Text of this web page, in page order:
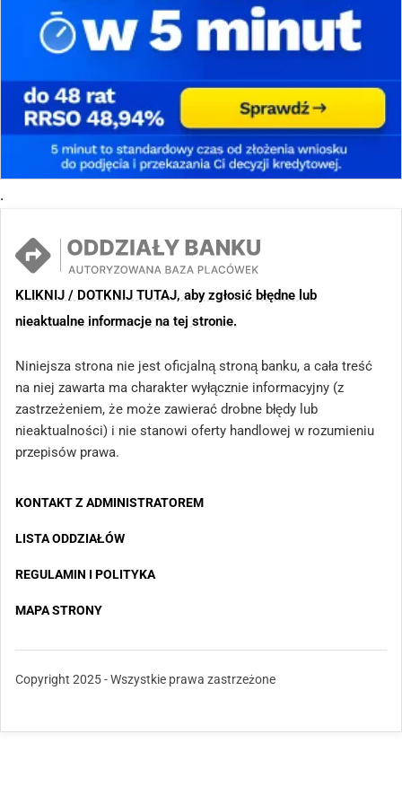
.
KLIKNIJ / DOTKNIJ TUTAJ, aby zgłosić błędne lub
nieaktualne informacje na tej stronie.
Niniejsza strona nie jest oficjalną stroną banku, a cała treść
na niej zawarta ma charakter wyłącznie informacyjny (z
zastrzeżeniem, że może zawierać drobne błędy lub
nieaktualności) i nie stanowi oferty handlowej w rozumieniu
przepisów prawa.
KONTAKT Z ADMINISTRATOREM
LISTA ODDZIAŁÓW
REGULAMIN I POLITYKA
MAPA STRONY
Copyright 2025 - Wszystkie prawa zastrzeżone